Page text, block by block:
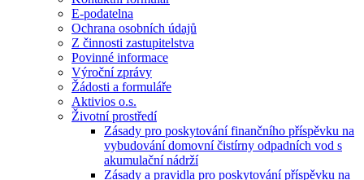
E-podatelna
Ochrana osobních údajů
Z činnosti zastupitelstva
Povinné informace
Výroční zprávy
Žádosti a formuláře
Aktivios o.s.
Životní prostředí
Zásady pro poskytování finančního příspěvku na
vybudování domovní čistírny odpadních vod s
akumulační nádrží
Zásady a pravidla pro poskytování příspěvku na